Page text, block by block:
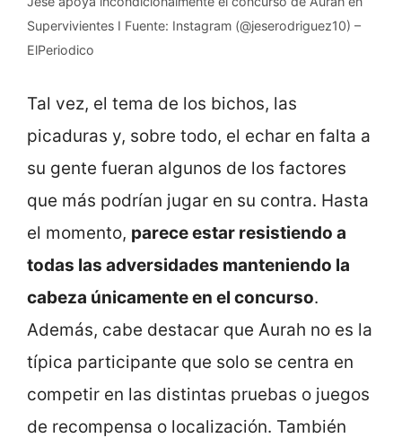
Supervivientes I Fuente: Instagram (@jeserodriguez10) –
ElPeriodico
Tal vez, el tema de los bichos, las
picaduras y, sobre todo, el echar en falta a
su gente fueran algunos de los factores
que más podrían jugar en su contra. Hasta
el momento, parece estar resistiendo a
todas las adversidades manteniendo la
cabeza únicamente en el concurso.
Además, cabe destacar que Aurah no es la
típica participante que solo se centra en
competir en las distintas pruebas o juegos
de recompensa o localización. También